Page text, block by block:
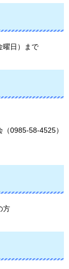
曜日）まで
0985-58-4525）
方